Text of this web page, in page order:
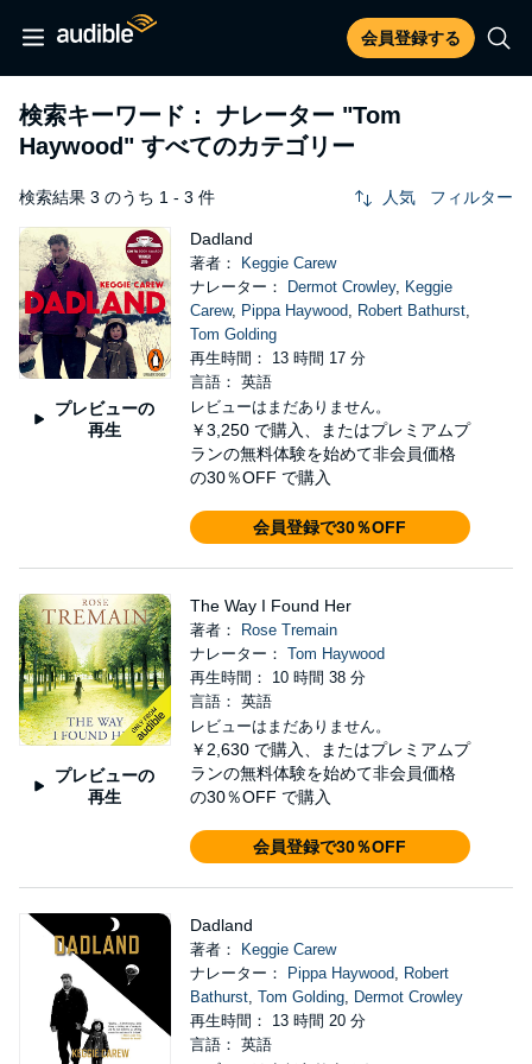
会員登録する
検索キーワード： ナレーター "Tom
Haywood" すべてのカテゴリー
検索結果 3 のうち 1 - 3 件 人気 フィルター
プレビューの
再生
Dadland
著者：
Keggie Carew
ナレーター：
Dermot Crowley, Keggie
Carew, Pippa Haywood, Robert Bathurst,
Tom Golding
再生時間： 13 時間 17 分
言語： 英語
レビューはまだありません。
￥3,250 で購入、またはプレミアムプ
ランの無料体験を始めて非会員価格
の30％OFF で購入
会員登録で30％OFF
プレビューの
再生
The Way I Found Her
著者：
Rose Tremain
ナレーター： Tom Haywood
再生時間： 10 時間 38 分
言語： 英語
レビューはまだありません。
￥2,630 で購入、またはプレミアムプ
ランの無料体験を始めて非会員価格
の30％OFF で購入
会員登録で30％OFF
Dadland
著者：
Keggie Carew
ナレーター：
Pippa Haywood, Robert
Bathurst, Tom Golding, Dermot Crowley
再生時間： 13 時間 20 分
言語： 英語